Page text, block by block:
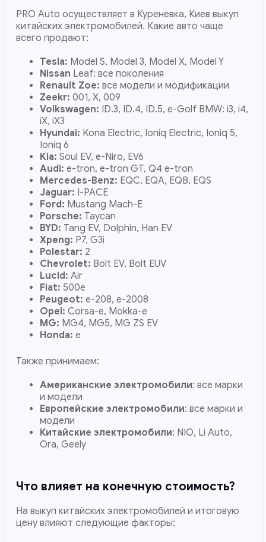
PRO Auto осуществляет в Куреневка, Киев выкуп
китайских электромобилей. Какие авто чаще
всего продают:
Tesla: Model S, Model 3, Model X, Model Y
Nissan Leaf: все поколения
Renault Zoe:все модели и модификации
Zeekr:001, X, 009
Volkswagen: ID.3, ID.4, ID.5, e-Golf BMW: i3, i4,
iX, iX3
Hyundai: Kona Electric, Ioniq Electric, Ioniq 5,
Ioniq 6
Kia: Soul EV, e-Niro, EV6
Audi:e-tron, e-tron GT, Q4 e-tron
Mercedes-Benz: EQC, EQA, EQB, EQS
Jaguar: I-PACE
Ford: Mustang Mach-E
Porsche: Taycan
BYD: Tang EV, Dolphin, Han EV
Xpeng: P7, G3i
Polestar: 2
Chevrolet: Bolt EV, Bolt EUV
Lucid:Air
Fiat: 500e
Peugeot:e-208, e-2008
Opel:Corsa-e, Mokka-e
MG: MG4, MG5, MG ZS EV
Honda:e
Также принимаем:
Американские электромобили: все марки
и модели
Европейские электромобили: все марки и
модели
Китайские электромобили: NIO, Li Auto,
Ora, Geely
Что влияет на конечную стоимость?
На выкуп китайских электромобилей и итоговую
цену влияют следующие факторы: